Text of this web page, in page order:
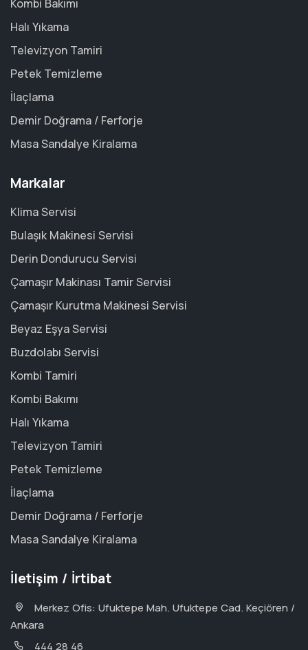
Kombi Bakımı
Halı Yıkama
Televizyon Tamiri
Petek Temizleme
İlaçlama
Demir Doğrama / Ferforje
Masa Sandalye Kiralama
Markalar
Klima Servisi
Bulaşık Makinesi Servisi
Derin Dondurucu Servisi
Çamaşır Makinası Tamir Servisi
Çamaşır Kurutma Makinesi Servisi
Beyaz Eşya Servisi
Buzdolabı Servisi
Kombi Tamiri
Kombi Bakımı
Halı Yıkama
Televizyon Tamiri
Petek Temizleme
İlaçlama
Demir Doğrama / Ferforje
Masa Sandalye Kiralama
İletişim / İrtibat
Merkez Ofis: Ufuktepe Mah. Ufuktepe Cad. Keçiören /
Ankara
444 28 46